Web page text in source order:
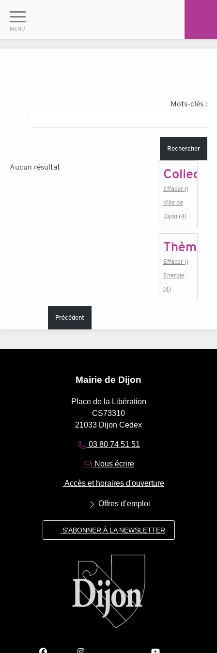
Mots-clés :
Rechercher
Aucun résultat
Effacer ()
Ville de
Dijon (4)
Thème
Effacer ()
Energie
(4)
Précédent
Mairie de Dijon
Place de la Libération
CS73310
21033 Dijon Cedex
03 80 74 51 51
Nous écrire
Accès et horaires d'ouverture
Offres d’emploi
S'ABONNER À LA NEWSLETTER